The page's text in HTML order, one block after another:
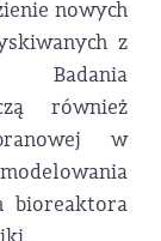
nowych
z
Badania
również
w
bioreaktora